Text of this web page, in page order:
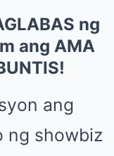
ng
ang AMA
ang
ng showbiz